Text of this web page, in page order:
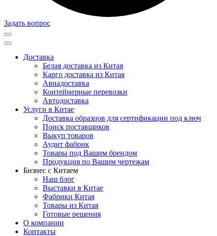
Задать вопрос
Доставка
Белая доставка из Китая
Карго доставка из Китая
Авиадоставка
Контейнерные перевозки
Автодоставка
Услуги в Китае
Доставка образцов для сертификации под ключ
Поиск поставщиков
Выкуп товаров
Аудит фабрик
Товары под Вашим брендом
Продукция по Вашим чертежам
Бизнес с Китаем
Наш блог
Выставки в Китае
Фабрики Китая
Товары из Китая
Готовые решения
О компании
Контакты